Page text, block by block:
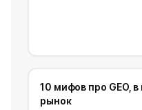
10 мифов про GEO,
рынок